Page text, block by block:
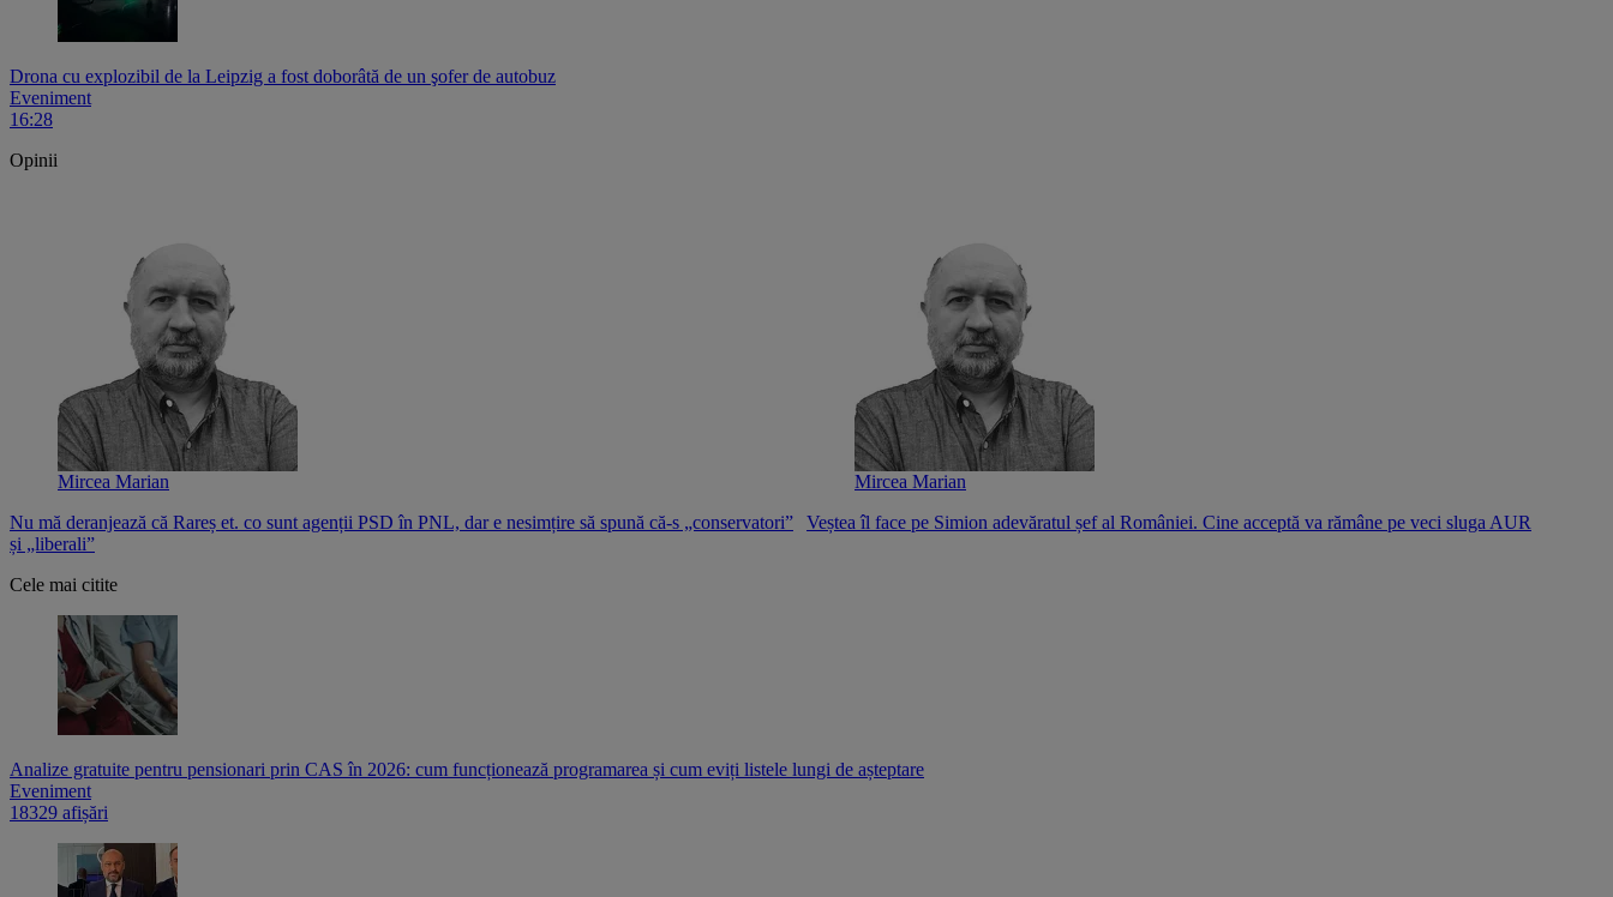
Drona cu explozibil de la Leipzig a fost doborâtă de un şofer de autobuz
Eveniment
16:28
Opinii
Mircea Marian
Nu mă deranjează că Rareș et. co sunt agenții PSD în PNL, dar e nesimțire să spună că-s „conservatori”
și „liberali”
Mircea Marian
Veștea îl face pe Simion adevăratul șef al României. Cine acceptă va rămâne pe veci sluga AUR
Cele mai citite
Analize gratuite pentru pensionari prin CAS în 2026: cum funcționează programarea și cum eviți listele lungi de așteptare
Eveniment
18329 afișări